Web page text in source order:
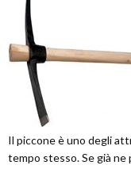
Il piccone è uno degli
tempo stesso. Se già ne